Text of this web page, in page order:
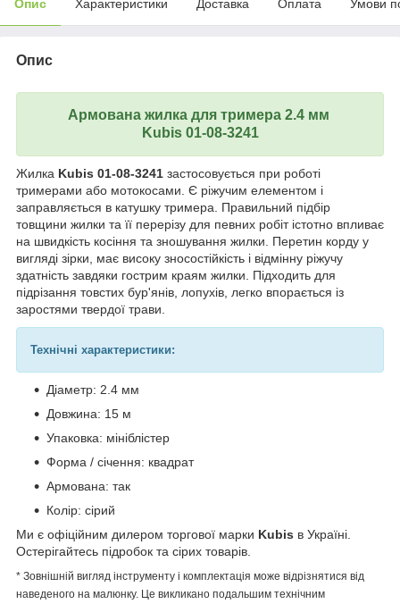
Опис Характеристики Доставка Оплата Умови
Опис
Армована жилка для тримера 2.4 мм
Kubis 01-08-3241
Жилка Kubis 01-08-3241 застосовується при роботі
тримерами або мотокосами. Є ріжучим елементом і
заправляється в катушку тримера. Правильний підбір
товщини жилки та її перерізу для певних робіт істотно впливає
на швидкість косіння та зношування жилки. Перетин корду у
вигляді зірки, має високу зносостійкість і відмінну ріжучу
здатність завдяки гострим краям жилки. Підходить для
підрізання товстих бур'янів, лопухів, легко впорається із
заростями твердої трави.
Технічні характеристики:
Діаметр: 2.4 мм
Довжина: 15 м
Упаковка: мініблістер
Форма / січення: квадрат
Армована: так
Колір: сірий
Ми є офіційним дилером торгової марки Kubis в Україні.
Остерігайтесь підробок та сірих товарів.
* Зовнішній вигляд інструменту і комплектація може відрізнятися від
наведеного на малюнку. Це викликано подальшим технічним